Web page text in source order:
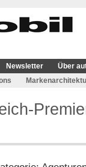
Newsletter
Über